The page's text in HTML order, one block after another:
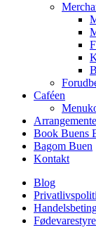
Caféen
Book Buens
Bagom Buen
Kontakt
Blog